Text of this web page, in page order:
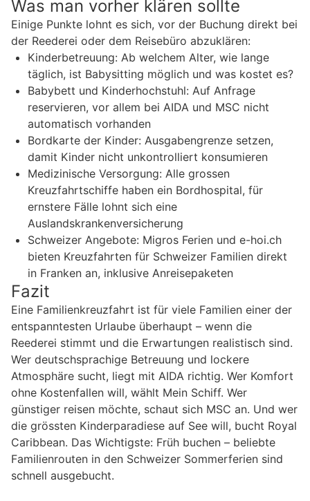
Was man vorher klären sollte
Einige Punkte lohnt es sich, vor der Buchung direkt bei
der Reederei oder dem Reisebüro abzuklären:
Kinderbetreuung: Ab welchem Alter, wie lange
täglich, ist Babysitting möglich und was kostet es?
Babybett und Kinderhochstuhl: Auf Anfrage
reservieren, vor allem bei AIDA und MSC nicht
automatisch vorhanden
Bordkarte der Kinder: Ausgabengrenze setzen,
damit Kinder nicht unkontrolliert konsumieren
Medizinische Versorgung: Alle grossen
Kreuzfahrtschiffe haben ein Bordhospital, für
ernstere Fälle lohnt sich eine
Auslandskrankenversicherung
Schweizer Angebote: Migros Ferien und e-hoi.ch
bieten Kreuzfahrten für Schweizer Familien direkt
in Franken an, inklusive Anreisepaketen
Fazit
Eine Familienkreuzfahrt ist für viele Familien einer der
entspanntesten Urlaube überhaupt – wenn die
Reederei stimmt und die Erwartungen realistisch sind.
Wer deutschsprachige Betreuung und lockere
Atmosphäre sucht, liegt mit AIDA richtig. Wer Komfort
ohne Kostenfallen will, wählt Mein Schiff. Wer
günstiger reisen möchte, schaut sich MSC an. Und wer
die grössten Kinderparadiese auf See will, bucht Royal
Caribbean. Das Wichtigste: Früh buchen – beliebte
Familienrouten in den Schweizer Sommerferien sind
schnell ausgebucht.